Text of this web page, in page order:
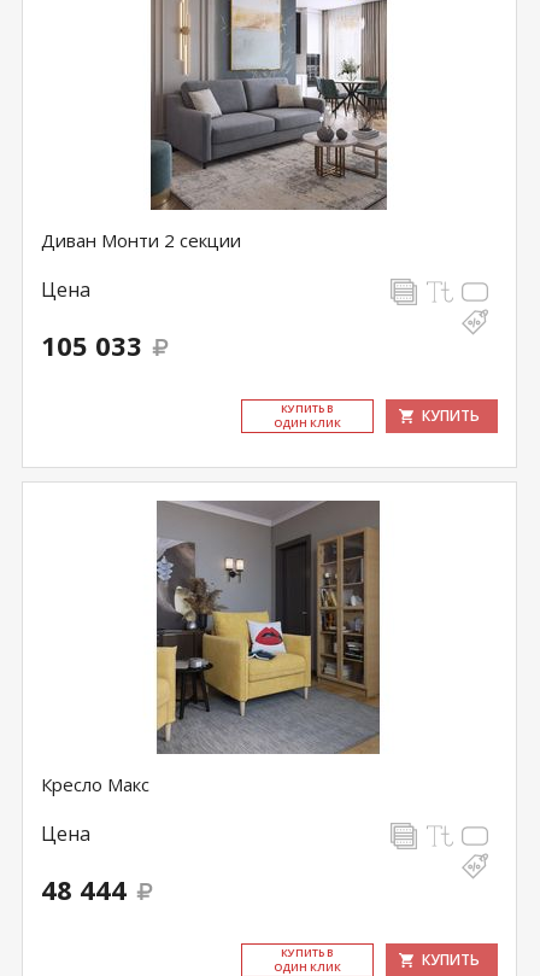
Диван Монти 2 секции
Цена
105 033
КУ­ПИТЬ В
ОДИН КЛИК
КУПИТЬ
Кресло Макс
Цена
48 444
КУ­ПИТЬ В
ОДИН КЛИК
КУПИТЬ